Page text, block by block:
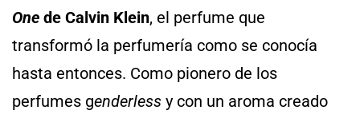
One de Calvin Klein, el perfume que
transformó la perfumería como se conocía
hasta entonces. Como pionero de los
perfumes genderless y con un aroma creado